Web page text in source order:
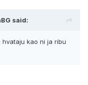
said:
kao ni ja ribu